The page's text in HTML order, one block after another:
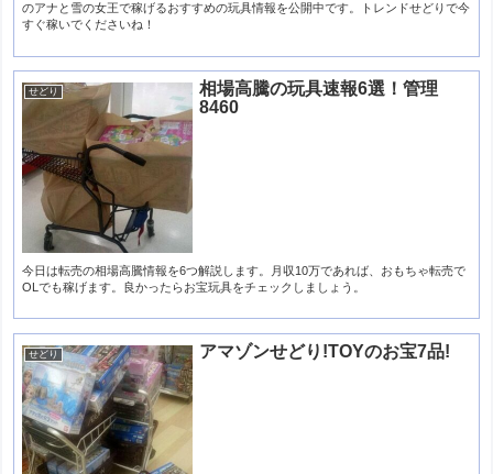
のアナと雪の女王で稼げるおすすめの玩具情報を公開中です。トレンドせどりで今
すぐ稼いでくださいね！
せどり
相場高騰の玩具速報6選！管理
8460
今日は転売の相場高騰情報を6つ解説します。月収10万であれば、おもちゃ転売で
OLでも稼げます。良かったらお宝玩具をチェックしましょう。
せどり アマゾンせどり!TOYのお宝7品!